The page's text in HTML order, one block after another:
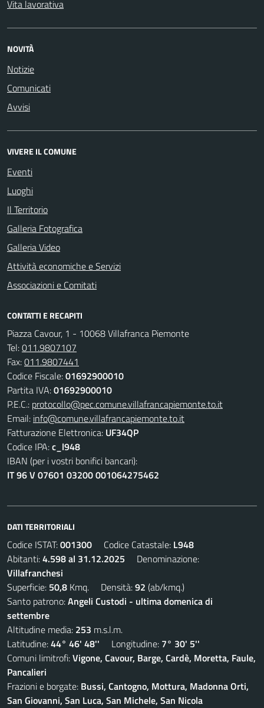
Vita lavorativa
NOVITÀ
Notizie
Comunicati
Avvisi
VIVERE IL COMUNE
Eventi
Luoghi
Il Territorio
Galleria Fotografica
Galleria Video
Attività economiche e Servizi
Associazioni e Comitati
CONTATTI E RECAPITI
Piazza Cavour, 1 - 10068 Villafranca Piemonte
Tel:011.9807107
Fax:011.9807441
Codice Fiscale:01692900010
Partita IVA:01692900010
P.E.C.: protocollo@pec.comune.villafrancapiemonte.to.it
Email: info@comune.villafrancapiemonte.to.it
Fatturazione Elettronica: UF34QP
Codice IPA:c_l948
IBAN (per i vostri bonifici bancari):
IT 96 V 07601 03200 001064275462
DATI TERRITORIALI
Codice ISTAT:001300 Codice Catastale: L948
Abitanti:4.598 al 31.12.2025 Denominazione:
Villafranchesi
Superficie: 50,8 Kmq. Densità:92 (ab/kmq.)
Santo patrono:Angeli Custodi - ultima domenica di
settembre
Altitudine media: 253 m.s.l.m.
Latitudine:44° 46' 48'' Longitudine: 7° 30' 5''
Comuni limitrofi:Vigone, Cavour, Barge, Cardè, Moretta, Faule,
Pancalieri
Frazioni e borgate: Bussi, Cantogno, Mottura, Madonna Orti,
San Giovanni, San Luca, San Michele, San Nicola